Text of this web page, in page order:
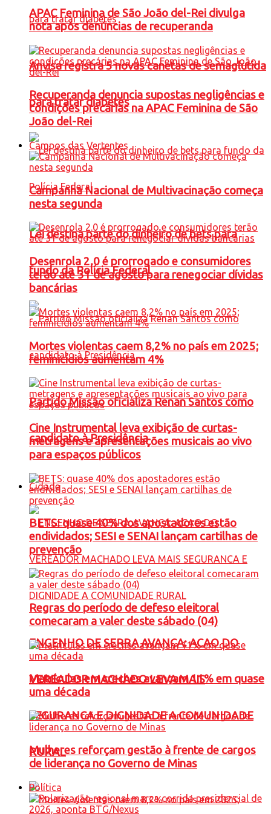
Anvisa registra 5 novas canetas de semaglutida
para tratar diabetes
Lei destina parte do dinheiro de bets para
fundo da Polícia Federal
Partido Missão oficializa Renan Santos como
candidato à Presidência
Cidade
ENGENHO DE SERRA AVANÇA: ACAO DO
VEREADOR MACHADO LEVA MAIS
SEGURANCA E DIGNIDADE A COMUNIDADE
RURAL
APAC Feminina de São João del-Rei divulga
nota após denúncias de recuperanda
Recuperanda denuncia supostas negligências e
condições precárias na APAC Feminina de São
João del-Rei
Campos das Vertentes
Campanha Nacional de Multivacinação começa
nesta segunda
Desenrola 2.0 é prorrogado e consumidores
terão até 31 de agosto para renegociar dívidas
bancárias
Mortes violentas caem 8,2% no país em 2025;
feminicídios aumentam 4%
Cine Instrumental leva exibição de curtas-
metragens e apresentações musicais ao vivo
para espaços públicos
BETS: quase 40% dos apostadores estão
endividados; SESI e SENAI lançam cartilhas de
prevenção
Regras do período de defeso eleitoral
comecaram a valer deste sábado (04)
Matrículas em creches avançam 11% em quase
uma década
Mulheres reforçam gestão à frente de cargos
de liderança no Governo de Minas
Política